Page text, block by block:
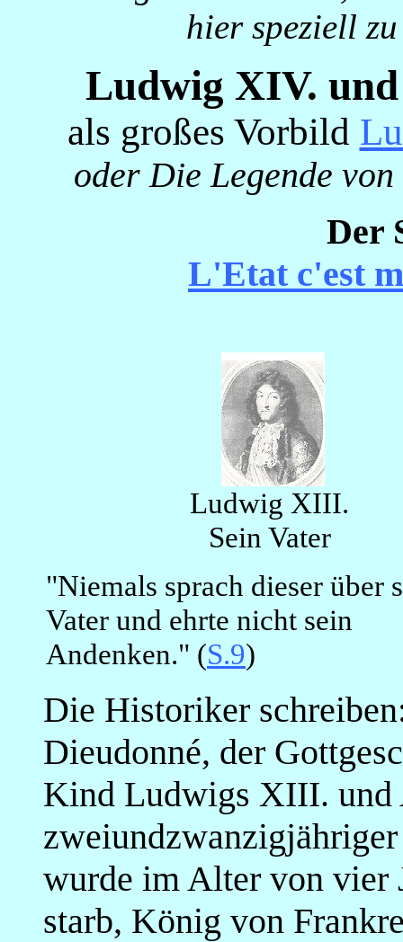
hier speziell
Ludwig XIV.
als großes Vorbild
oder Die Legende
Der
L'Etat c'est
Ludwig XIII.
Sein Vater
"Niemals sprach dieser über
Vater und ehrte nicht sein
Andenken." (S.9)
Die Historiker
Dieudonné, der
Kind Ludwigs XIII. und
wurde im Alter von vier
starb, König von